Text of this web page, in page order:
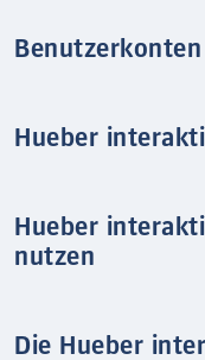
Benutzerkonten
Hueber
Hueber
nutzen
Die Hueber